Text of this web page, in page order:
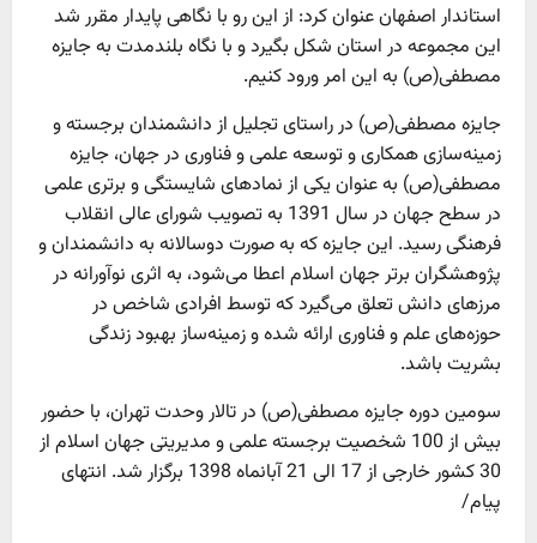
استاندار اصفهان عنوان کرد: از این رو با نگاهی پایدار مقرر شد
این مجموعه در استان شکل بگیرد و با نگاه بلندمدت به جایزه
مصطفی(ص) به این امر ورود کنیم.
جایزه مصطفی(ص) در راستای تجلیل از دانشمندان برجسته و
زمینه‌سازی همکاری و توسعه علمی و فناوری در جهان، جایزه
مصطفی(ص) به عنوان یکی از نمادهای شایستگی و برتری علمی
در سطح جهان در سال 1391 به تصویب شورای عالی انقلاب
فرهنگی رسید. این جایزه که به صورت دوسالانه به دانشمندان و
پژوهشگران برتر جهان اسلام اعطا می‌شود، به اثری نوآورانه در
مرزهای دانش تعلق می‌گیرد که توسط افرادی شاخص در
حوزه‌های علم و فناوری ارائه شده و زمینه‌ساز بهبود زندگی
بشریت باشد.
سومین دوره جایزه مصطفی(ص) در تالار وحدت تهران، با حضور
بیش از 100 شخصیت برجسته علمی و مدیریتی جهان اسلام از
30 کشور خارجی از 17 الی 21 آبان­ماه 1398 برگزار شد. انتهای
پیام/